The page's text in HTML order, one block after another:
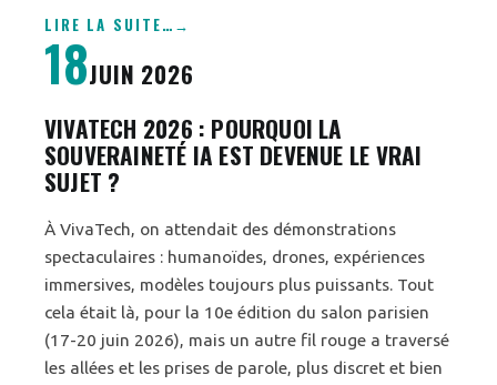
LIRE LA SUITE…
18JUIN 2026
VIVATECH 2026 : POURQUOI LA
SOUVERAINETÉ IA EST DEVENUE LE VRAI
SUJET ?
À VivaTech, on attendait des démonstrations
spectaculaires : humanoïdes, drones, expériences
immersives, modèles toujours plus puissants. Tout
cela était là, pour la 10e édition du salon parisien
(17-20 juin 2026), mais un autre fil rouge a traversé
les allées et les prises de parole, plus discret et bien